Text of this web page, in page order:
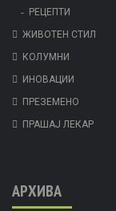
РЕЦЕПТИ
ЖИВОТЕН СТИЛ
КОЛУМНИ
ИНОВАЦИИ
ПРЕЗЕМЕНО
ПРАШАЈ ЛЕКАР
АРХИВА